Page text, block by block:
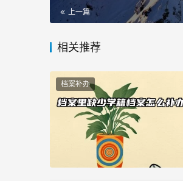
上一篇
相关推荐
档案补办